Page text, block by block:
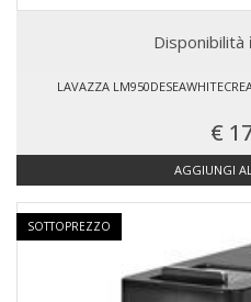
Disponibilità
LAVAZZA
€
AGGIUNGI
SOTTOPREZZO